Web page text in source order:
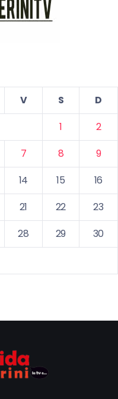
V S
D
1
2
7 8
9
14 15
16
21 22
23
28 29
30